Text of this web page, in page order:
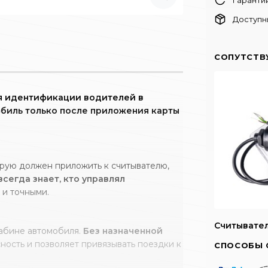
идентификации водителей в
только после приложения карты
должен приложить к считывателю,
знает, кто управлял
и точными.
автомобиля. Без назначенной
и позволяет привязывать поездки к
СПОСОБЫ